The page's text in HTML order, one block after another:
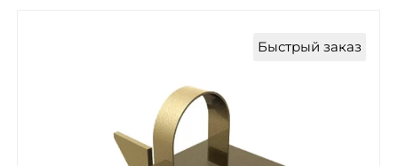
Быстрый заказ